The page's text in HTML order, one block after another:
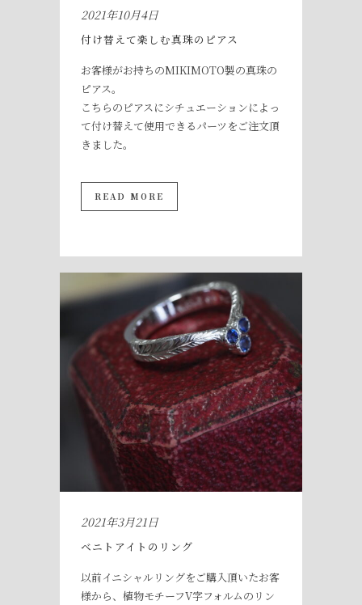
2021年10月4日
付け替えて楽しむ真珠のピアス
お客様がお持ちのMIKIMOTO製の真珠の
ピアス。
こちらのピアスにシチュエーションによっ
て付け替えて使用できるパーツをご注文頂
きました。
READ MORE
2021年3月21日
ベニトアイトのリング
以前イニシャルリングをご購入頂いたお客
様から、植物モチーフV字フォルムのリン